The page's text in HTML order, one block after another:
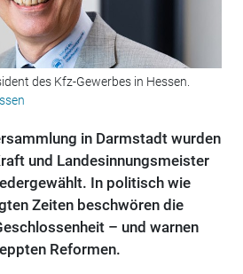
des Kfz-Gewerbes in Hessen.
in Darmstadt wurden
und Landesinnungsmeister
In politisch wie
Zeiten beschwören die
– und warnen
Reformen.